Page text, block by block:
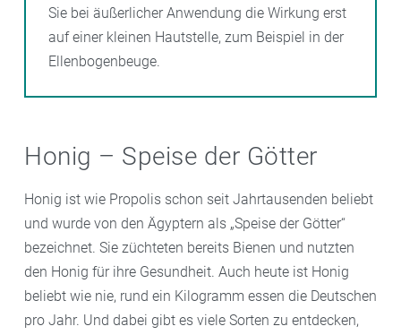
Sie bei äußerlicher Anwendung die Wirkung erst
auf einer kleinen Hautstelle, zum Beispiel in der
Ellenbogenbeuge.
Honig – Speise der Götter
Honig ist wie Propolis schon seit Jahrtausenden beliebt
und wurde von den Ägyptern als „Speise der Götter“
bezeichnet. Sie züchteten bereits Bienen und nutzten
den Honig für ihre Gesundheit. Auch heute ist Honig
beliebt wie nie, rund ein Kilogramm essen die Deutschen
pro Jahr. Und dabei gibt es viele Sorten zu entdecken,